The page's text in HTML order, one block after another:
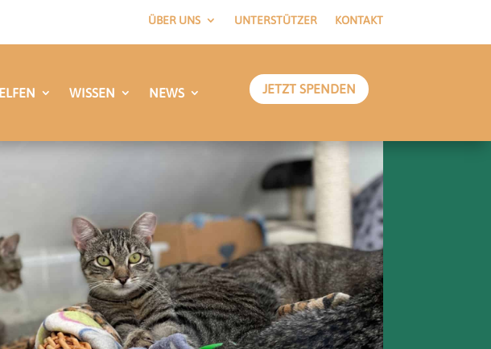
ÜBER UNS UNTERSTÜTZER KONTAKT
WISSEN NEWS JETZT SPENDEN